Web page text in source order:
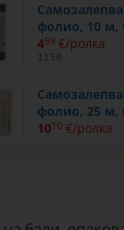
фолио, 10 м,
499 €/ролка
1150
фолио, 25 м,
1010 €/ролка